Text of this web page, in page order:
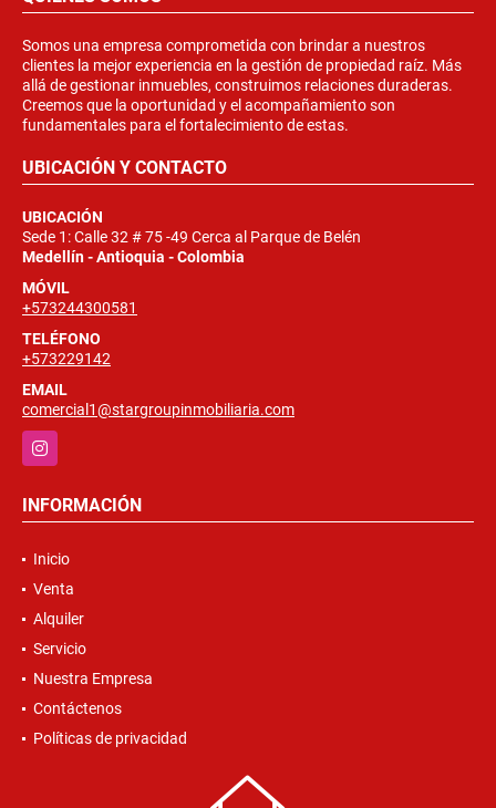
Somos una empresa comprometida con brindar a nuestros
clientes la mejor experiencia en la gestión de propiedad raíz. Más
allá de gestionar inmuebles, construimos relaciones duraderas.
Creemos que la oportunidad y el acompañamiento son
fundamentales para el fortalecimiento de estas.
UBICACIÓN Y CONTACTO
UBICACIÓN
Sede 1: Calle 32 # 75 -49 Cerca al Parque de Belén
Medellín - Antioquia - Colombia
MÓVIL
+573244300581
TELÉFONO
+573229142
EMAIL
comercial1@stargroupinmobiliaria.com
Instagram
INFORMACIÓN
Inicio
Venta
Alquiler
Servicio
Nuestra Empresa
Contáctenos
Políticas de privacidad